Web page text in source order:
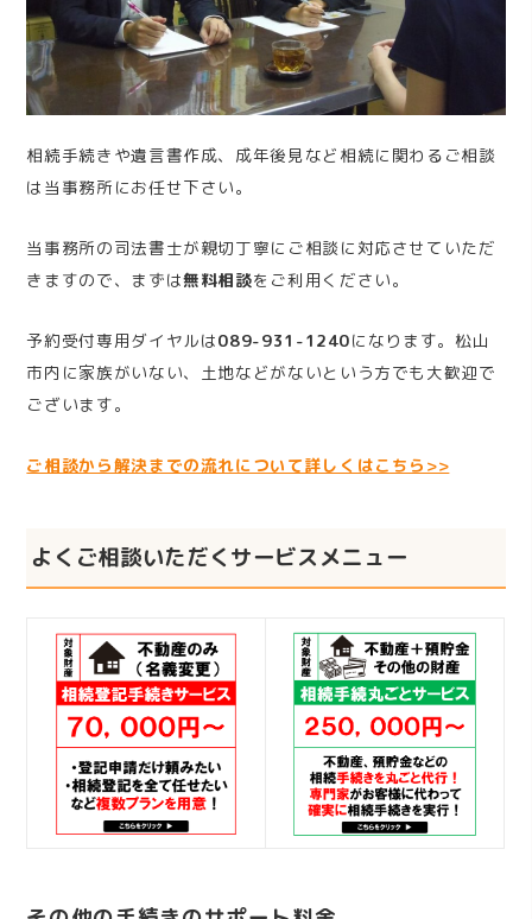
相続手続きや遺言書作成、成年後見など相続に関わるご相談
は当事務所にお任せ下さい。
当事務所の司法書士が親切丁寧にご相談に対応させていただ
きますので、まずは無料相談をご利用ください。
予約受付専用ダイヤルは089-931-1240になります。松山
市内に家族がいない、土地などがないという方でも大歓迎で
ございます。
ご相談から解決までの流れについて詳しくはこちら>>
よくご相談いただくサービスメニュー